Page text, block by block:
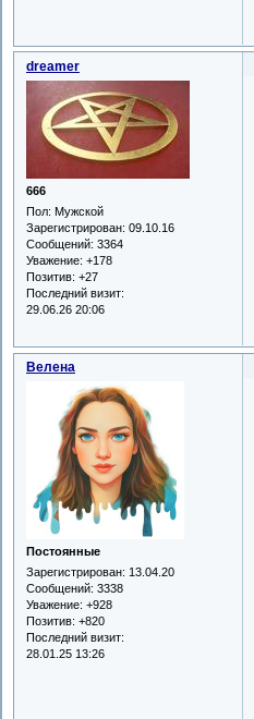
dreamer
666
Пол: Мужской
Зарегистрирован: 09.10.16
Сообщений: 3364
Уважение: +178
Позитив: +27
Последний визит:
29.06.26 20:06
Велена
Постоянные
Зарегистрирован: 13.04.20
Сообщений: 3338
Уважение: +928
Позитив: +820
Последний визит:
28.01.25 13:26